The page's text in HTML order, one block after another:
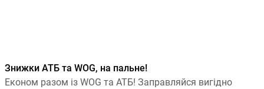
Знижки АТБ та WOG, на пальне!
Економ разом із WOG та АТБ! Заправляйся вигідно